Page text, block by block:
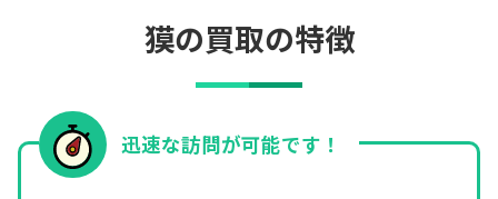
獏の買取の特徴
迅速な訪問が可能です！